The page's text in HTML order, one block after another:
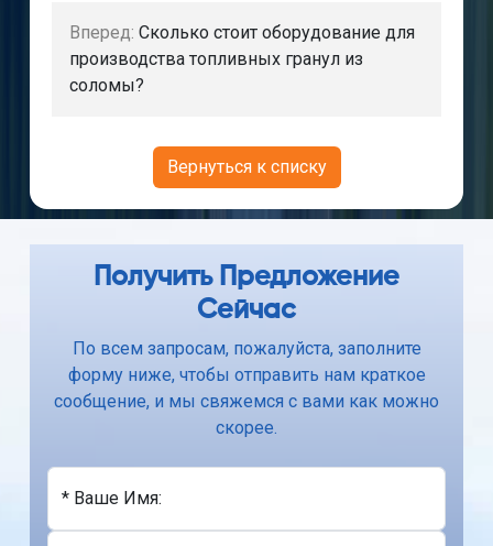
Вперед: Сколько стоит оборудование для
производства топливных гранул из
соломы?
Вернуться к списку
Получить Предложение
Сейчас
По всем запросам, пожалуйста, заполните
форму ниже, чтобы отправить нам краткое
сообщение, и мы свяжемся с вами как можно
скорее.
* Ваше Имя: